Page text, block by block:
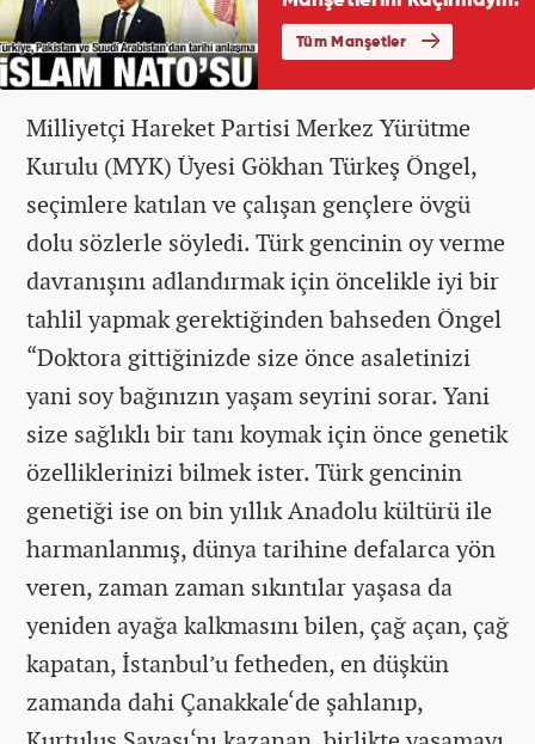
Milliyetçi Hareket Partisi Merkez Yürütme
Kurulu (MYK) Üyesi Gökhan Türkeş Öngel,
seçimlere katılan ve çalışan gençlere övgü
dolu sözlerle söyledi. Türk gencinin oy verme
davranışını adlandırmak için öncelikle iyi bir
tahlil yapmak gerektiğinden bahseden Öngel
“Doktora gittiğinizde size önce asaletinizi
yani soy bağınızın yaşam seyrini sorar. Yani
size sağlıklı bir tanı koymak için önce genetik
özelliklerinizi bilmek ister. Türk gencinin
genetiği ise on bin yıllık Anadolu kültürü ile
harmanlanmış, dünya tarihine defalarca yön
veren, zaman zaman sıkıntılar yaşasa da
yeniden ayağa kalkmasını bilen, çağ açan, çağ
kapatan, İstanbul’u fetheden, en düşkün
zamanda dahi Çanakkale‘de şahlanıp,